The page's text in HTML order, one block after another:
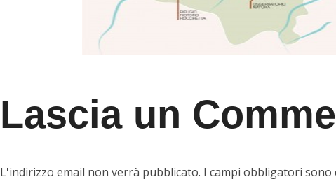
Lascia un
L'indirizzo email non verrà pubblicato. I campi obbligatori